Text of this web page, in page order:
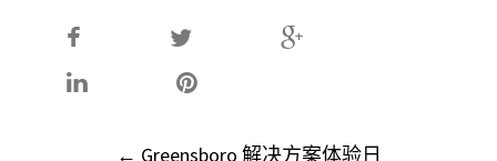
← Greensboro 解决方案体验日